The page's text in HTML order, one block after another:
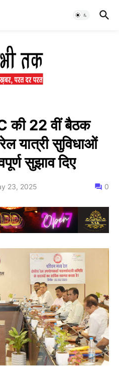
की 22 वीं बैठक
यात्री सुविधाओं
सुझाव दिए
23, 2025 0